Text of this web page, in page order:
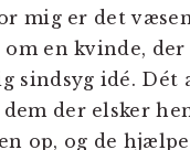
mig er det
en kvinde,
sindsyg idé. Dét
der elsker
op, og de